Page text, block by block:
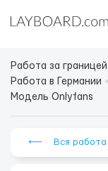
Работа за границей
Работа в Германии
Модель Onlyfans
⟵ Вся работа